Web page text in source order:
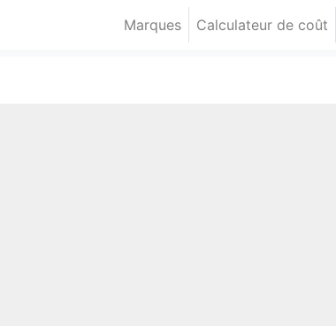
Marques Calculateur de coût